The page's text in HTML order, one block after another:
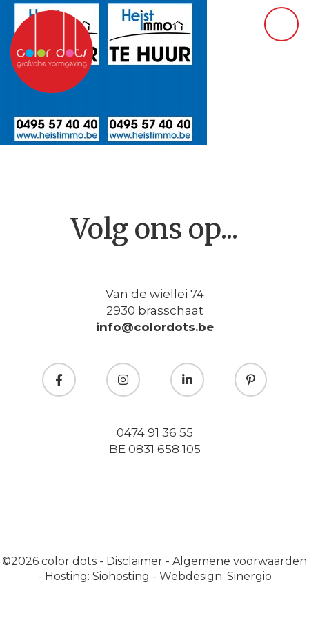
Volg ons op...
Van de wiellei 74
2930 brasschaat
info@colordots.be
0474 91 36 55
BE 0831 658 105
©2026 color dots - Disclaimer - Algemene voorwaarden
- Hosting: Siohosting - Webdesign: Sinergio